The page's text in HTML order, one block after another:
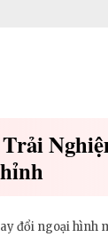
đổi ngoại hình